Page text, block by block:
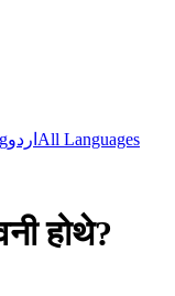
اردو All Languages
होथे?